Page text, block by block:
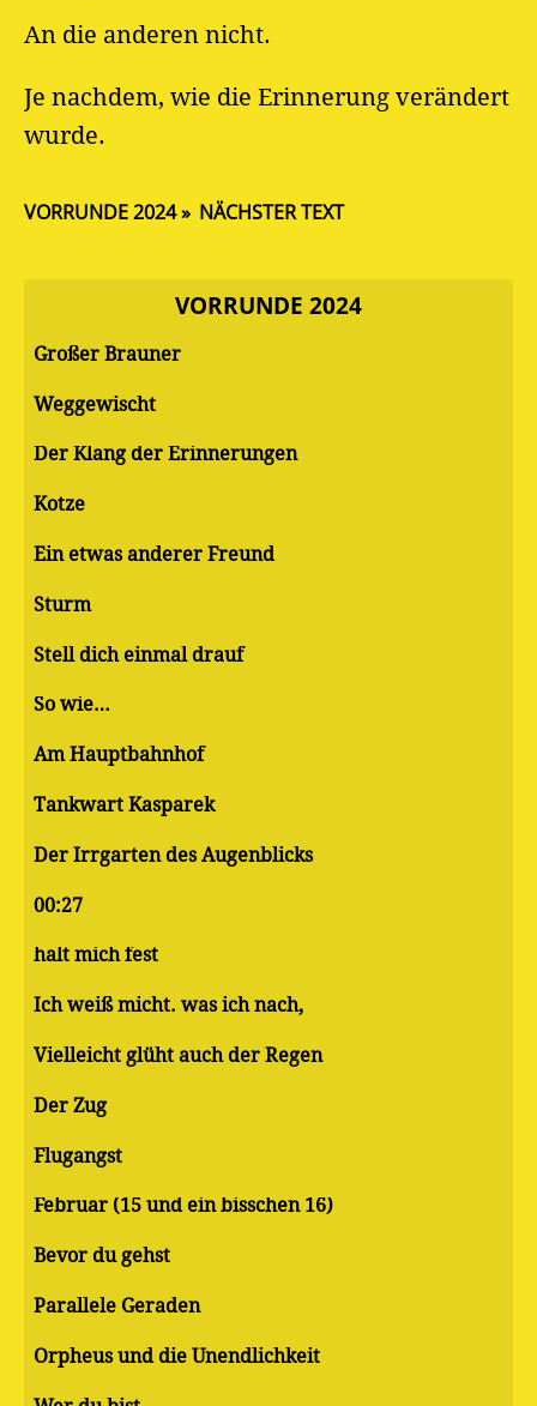
An die anderen nicht.
Je nachdem, wie die Erinnerung verändert
wurde.
VORRUNDE 2024 NÄCHSTER TEXT
VORRUNDE 2024
Großer Brauner
Weggewischt
Der Klang der Erinnerungen
Kotze
Ein etwas anderer Freund
Sturm
Stell dich einmal drauf
So wie…
Am Hauptbahnhof
Tankwart Kasparek
Der Irrgarten des Augenblicks
00:27
halt mich fest
Ich weiß micht. was ich nach,
Vielleicht glüht auch der Regen
Der Zug
Flugangst
Februar (15 und ein bisschen 16)
Bevor du gehst
Parallele Geraden
Orpheus und die Unendlichkeit